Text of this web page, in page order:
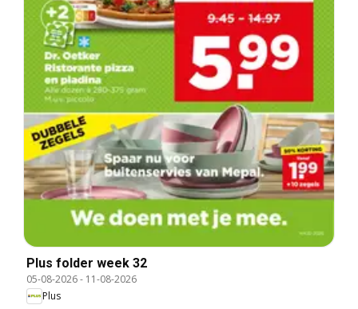
Plus folder week 32
05-08-2026- 11-08-2026
Plus